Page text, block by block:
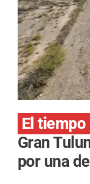
El
Gran
por una